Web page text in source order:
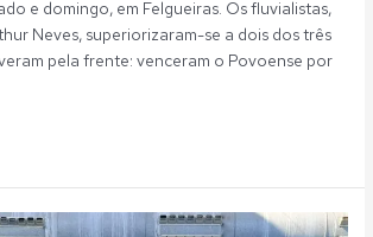
e domingo, em Felgueiras. Os fluvialistas,
Neves, superiorizaram-se a dois dos três
pela frente: venceram o Povoense por